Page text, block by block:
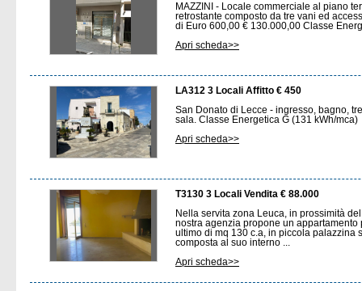
MAZZINI - Locale commerciale al piano
retrostante composto da tre vani ed
di Euro 600,00 € 130.000,00 Classe
Apri scheda>>
LA312 3 Locali Affitto € 450
San Donato di Lecce - ingresso, bagno,
sala. Classe Energetica G (131 kWh/mca)
Apri scheda>>
T3130 3 Locali Vendita € 88.000
Nella servita zona Leuca, in prossimità
nostra agenzia propone un
ultimo di mq 130 c.a, in piccola palazzina
composta al suo interno ...
Apri scheda>>